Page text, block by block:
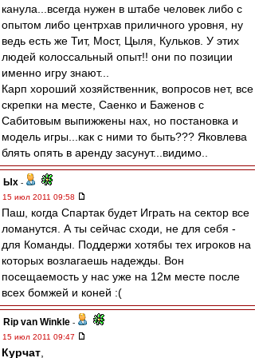
канула...всегда нужен в штабе человек либо с
опытом либо центрхав приличного уровня, ну
ведь есть же Тит, Мост, Цыля, Кульков. У этих
людей колоссальный опыт!! они по позиции
именно игру знают...
Карп хороший хозяйственник, вопросов нет, все
скрепки на месте, Саенко и Баженов с
Сабитовым выпижжены нах, но постановка и
модель игры...как с ними то быть??? Яковлева
блять опять в аренду засунут...видимо..
Ых -
15 июл 2011 09:58
Паш, когда Спартак будет Играть на сектор все
ломанутся. А ты сейчас сходи, не для себя -
для Команды. Поддержи хотябы тех игроков на
которых возлагаешь надежды. Вон
посещаемость у нас уже на 12м месте после
всех бомжей и коней :(
Rip van Winkle -
15 июл 2011 09:47
Курчат